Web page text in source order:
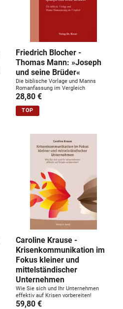
Friedrich Blocher -
Thomas Mann: »Joseph
und seine Brüder«
Die biblische Vorlage und Manns
Romanfassung im Vergleich
28,80 €
TOP
Caroline Krause -
Krisenkommunikation im
Fokus kleiner und
mittelständischer
Unternehmen
Wie Sie sich und Ihr Unternehmen
effektiv auf Krisen vorbereiten!
59,80 €